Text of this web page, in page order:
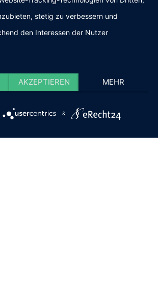
stetig zu verbessern und
den Interessen der Nutzer
AKZEPTIEREN MEHR
&